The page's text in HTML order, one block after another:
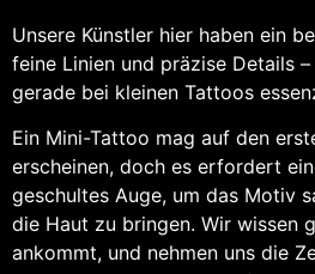
Unsere Künstler hier haben ein
feine Linien und präzise Details
gerade bei kleinen Tattoos
Ein Mini-Tattoo mag auf den
erscheinen, doch es erfordert
geschultes Auge, um das Motiv
die Haut zu bringen. Wir wissen
ankommt, und nehmen uns die